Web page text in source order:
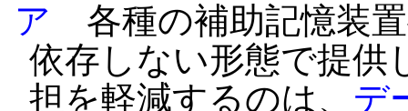
ア 各種の補助記憶装
依存しない形態で提供
担を軽減するのは、 デ